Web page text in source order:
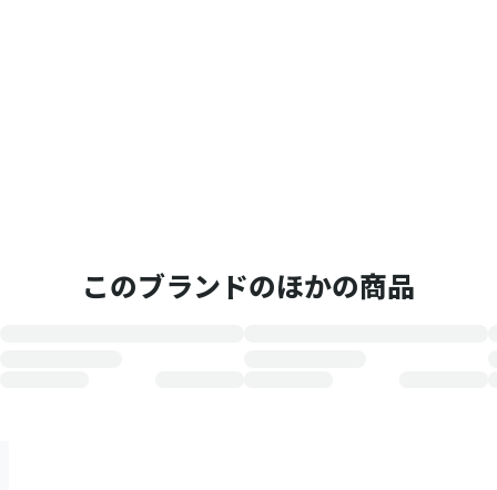
このブランドのほかの商品